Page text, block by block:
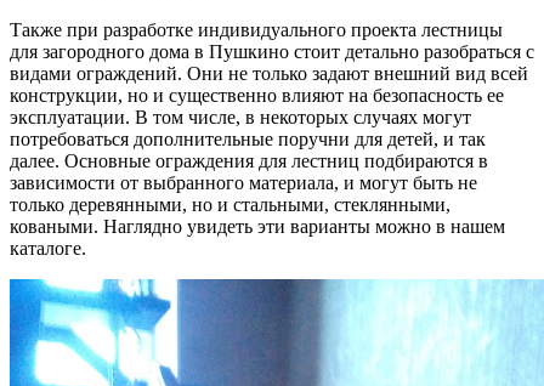
Также при разработке индивидуального проекта лестницы
для загородного дома в Пушкино стоит детально разобраться с
видами ограждений. Они не только задают внешний вид всей
конструкции, но и существенно влияют на безопасность ее
эксплуатации. В том числе, в некоторых случаях могут
потребоваться дополнительные поручни для детей, и так
далее. Основные ограждения для лестниц подбираются в
зависимости от выбранного материала, и могут быть не
только деревянными, но и стальными, стеклянными,
коваными. Наглядно увидеть эти варианты можно в нашем
каталоге.